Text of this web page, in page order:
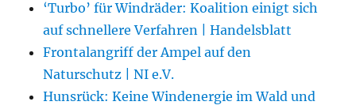
‘Turbo’ für Windräder: Koalition einigt sich
auf schnellere Verfahren | Handelsblatt
Frontalangriff der Ampel auf den
Naturschutz | NI e.V.
Hunsrück: Keine Windenergie im Wald und